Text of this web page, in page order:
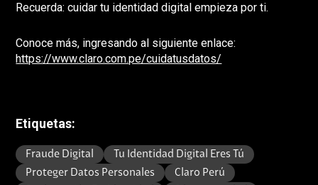
Recuerda:cuidar tu identidad digital empieza por ti.
Conoce más, ingresando al siguiente enlace:
https://www.claro.com.pe/cuidatusdatos/
Etiquetas:
Fraude Digital
Tu Identidad Digital Eres Tú
Proteger Datos Personales
Claro Perú